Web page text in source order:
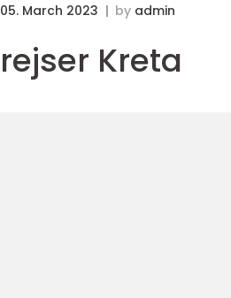
05. March 2023 by admin
rejser Kreta